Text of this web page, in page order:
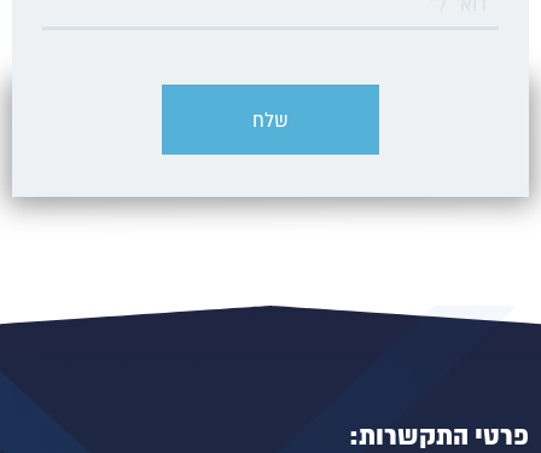
פרטי התקשרות: